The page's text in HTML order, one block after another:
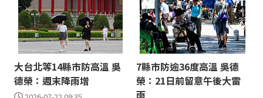
大台北等14縣市防高溫 吳
德榮：週末降雨增
7縣市防逾36度高溫 吳德
榮：21日前留意午後大雷
雨